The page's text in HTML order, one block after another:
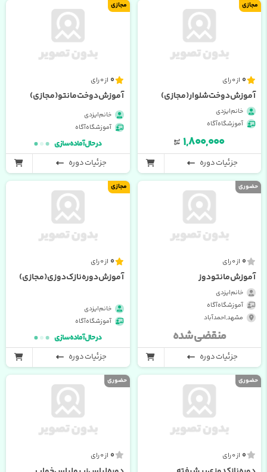
مجازی
0 از 0 رای
آموزش دوخت شلوار(مجازی)
خانم ایزدی
آموزشگاه آگاه
۱,۸۰۰,۰۰۰
جزئیات دوره
مجازی
0 از 0 رای
آموزش دوخت مانتو(مجازی)
خانم ایزدی
آموزشگاه آگاه
در حال آماده سازی
جزئیات دوره
حضوری
0 از 0 رای
آموزش مانتو دوز
خانم ایزدی
آموزشگاه آگاه
مشهد , احمدآباد
منقضی شده
جزئیات دوره
مجازی
0 از 0 رای
آموزش دوره نازک دوزی (مجازی)
خانم ایزدی
آموزشگاه آگاه
در حال آماده سازی
جزئیات دوره
حضوری
0 از 0 رای
حضوری
0 از 0 رای